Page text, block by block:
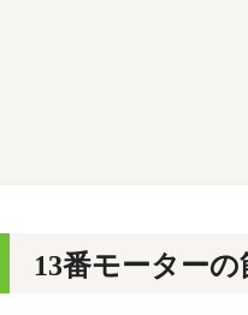
ボートデータ
13番モーター